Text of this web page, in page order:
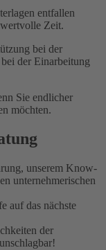
entfallen
Zeit.
bei der
der Einarbeitung
Sie endlicher
möchten.
unserem Know-
unternehmerischen
auf das nächste
der